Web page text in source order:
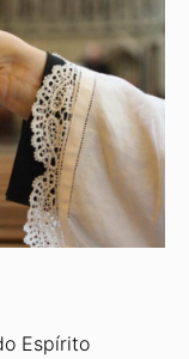
Espírito